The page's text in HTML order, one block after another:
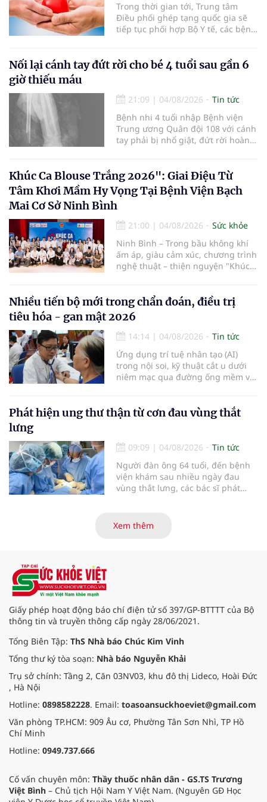
Trong thời gian tới, Trung tâm
Điều phối ghép tạng quốc gia sẽ
tiếp tục phối hợp Bộ Y tế, các bệnh
cường truyền thông, hoàn thiện
quy trình chuyên môn và hệ thống
hiến và ghép mô tạng.
Nối lại cánh tay đứt rời cho bé 4 tuổi sau gần 6
giờ thiếu máu
21:09 | 04/08/2026
Tin tức
Bệnh nhi 4 tuổi nhập Bệnh viện
Trung ương Quân đội 108 với cánh
tay phải bị nhổ giật, đứt rời hoàn
thương nặng và thời gian thiếu
máu kéo dài, các bác sĩ đã tái lập
tuần hoàn thành công sau ca vi
phẫu kéo dài 3 giờ.
Khúc Ca Blouse Trắng 2026": Giai Điệu Từ
Tâm Khơi Mầm Hy Vọng Tại Bệnh Viện Bạch
Mai Cơ Sở Ninh Bình
21:00 | 04/08/2026
Sức khỏe
Ninh Bình – Trong bầu không khí
ấm áp, giàu cảm xúc, chương trình
nghệ thuật – thiện nguyện "Khúc
điểm dừng chân đầu tiên tại Bệnh
viện Bạch Mai cơ sở Ninh Bình.
Nhiều tiến bộ mới trong chẩn đoán, điều trị
tiêu hóa - gan mật 2026
14:14 | 04/08/2026
Tin tức
Ứng dụng trí tuệ nhân tạo (AI)
trong nội soi, kỹ thuật cắt u dưới
niêm mạc qua đường ống mềm và
là những nội dung trọng tâm được
báo cáo tại Hội thảo khoa học cập
tiêu hóa - gan mật vừa diễn ra
ngày 1/8 tại Bệnh viện Đại học
quốc tế Hồng Bàng.
Phát hiện ung thư thận từ cơn đau vùng thắt
lưng
09:09 | 04/08/2026
Tin tức
Người đàn ông 64 tuổi, đến bệnh
viện khám sau nhiều ngày đau
vùng thắt lưng, các bác sĩ phát
biểu mô tế bào thận. Với khối u còn
ở giai đoạn sớm, người bệnh được
Xem thêm
Giấy phép hoạt động báo chí điện tử số 397/GP-BTTTT của Bộ
thông tin và truyền thông cấp ngày 28/06/2021.
Tổng Biên Tập: ThS Nhà báo Chúc Kim Vinh
Tổng thư ký tòa soạn: Nhà báo Nguyễn Khải
Trụ sở chính: Tầng 2, Căn 03NV03, khu đô thị Lideco, Hoài Đức
, Hà Nội
Hotline: 0898582228. Email: toasoansuckhoeviet@gmail.com
Văn phòng TP.HCM: 909 Âu cơ, Phường Tân Sơn Nhì, TP Hồ
Chí Minh
Hotline: 0949.737.666
Cố vấn chuyên môn: Thầy thuốc nhân dân - GS.TS Trương
Việt Bình – Chủ tịch Hội Nam Y Việt Nam. (Nguyên GĐ Học